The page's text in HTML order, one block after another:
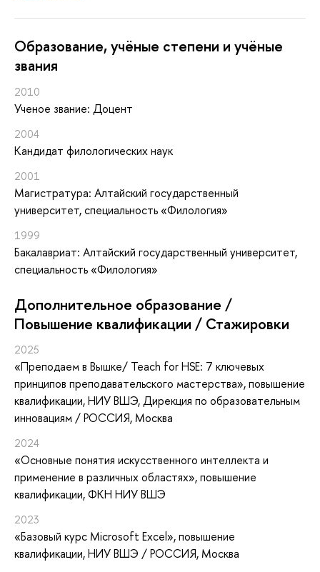
Oбразование, учёные степени и учёные
звания
2010
Ученое звание: Доцент
2004
Кандидат филологических наук
2001
Магистратура: Алтайский государственный
университет, специальность «Филология»
1999
Бакалавриат: Алтайский государственный университет,
специальность «Филология»
Дополнительное образование /
Повышение квалификации / Стажировки
2025
«Преподаем в Вышке/ Teach for HSE: 7 ключевых
принципов преподавательского мастерства», повышение
квалификации, НИУ ВШЭ, Дирекция по образовательным
инновациям / РОССИЯ, Москва
2024
«Основные понятия искусственного интеллекта и
применение в различных областях», повышение
квалификации, ФКН НИУ ВШЭ
2023
«Базовый курс Microsoft Excel», повышение
квалификации, НИУ ВШЭ / РОССИЯ, Москва